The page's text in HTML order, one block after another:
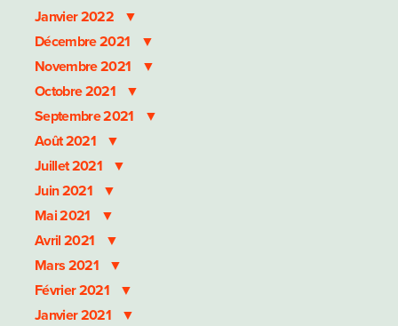
Janvier 2022
Décembre 2021
Novembre 2021
Octobre 2021
Septembre 2021
Août 2021
Juillet 2021
Juin 2021
Mai 2021
Avril 2021
Mars 2021
Février 2021
Janvier 2021